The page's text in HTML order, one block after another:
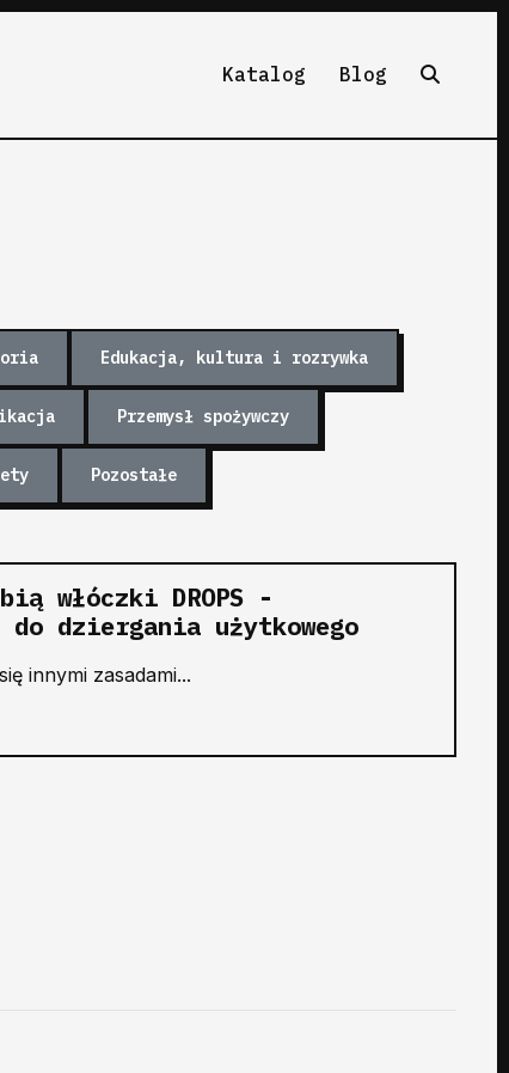
Katalog Blog
Edukacja, kultura i rozrywka
Przemysł spożywczy
Pozostałe
włóczki DROPS -
dziergania użytkowego
innymi zasadami...